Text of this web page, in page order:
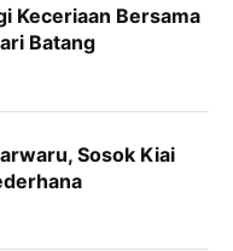
Keceriaan Bersama
Batang
Sosok Kiai